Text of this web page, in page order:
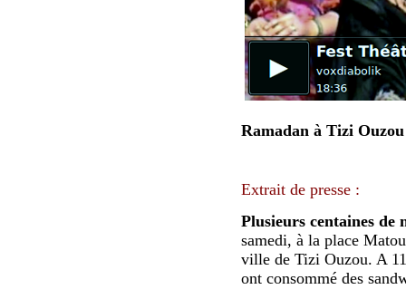
Ramadan à Tizi Ouzou
Extrait de presse :
Plusieurs centaines de
samedi, à la place
ville de Tizi Ouzou. A
ont consommé des